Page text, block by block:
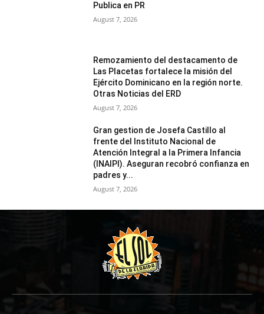
Publica en PR
August 7, 2026
Remozamiento del destacamento de
Las Placetas fortalece la misión del
Ejército Dominicano en la región norte.
Otras Noticias del ERD
August 7, 2026
Gran gestion de Josefa Castillo al
frente del Instituto Nacional de
Atención Integral a la Primera Infancia
(INAIPI). Aseguran recobró confianza en
padres y...
August 7, 2026